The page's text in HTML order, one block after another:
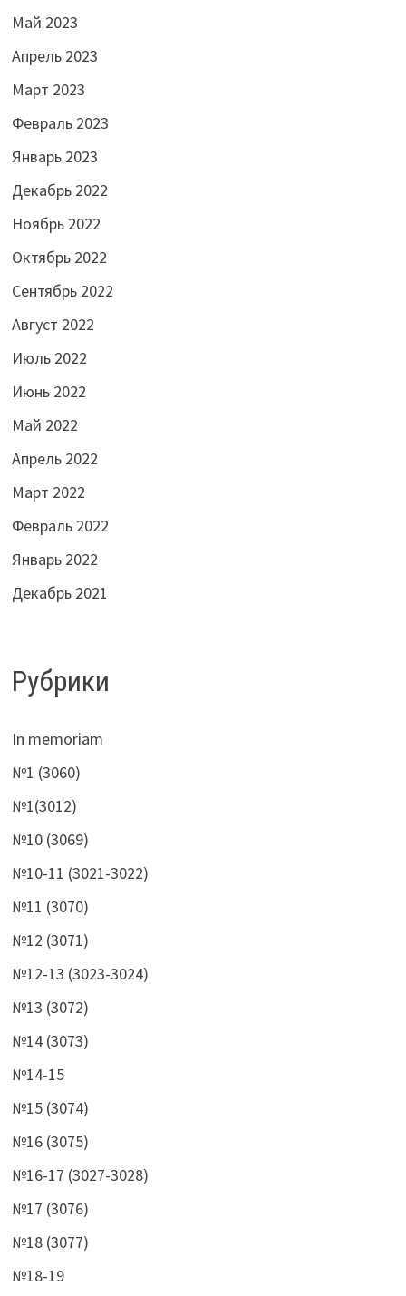
Май 2023
Апрель 2023
Март 2023
Февраль 2023
Январь 2023
Декабрь 2022
Ноябрь 2022
Октябрь 2022
Сентябрь 2022
Август 2022
Июль 2022
Июнь 2022
Май 2022
Апрель 2022
Март 2022
Февраль 2022
Январь 2022
Декабрь 2021
Рубрики
In memoriam
№1 (3060)
№1(3012)
№10 (3069)
№10-11 (3021-3022)
№11 (3070)
№12 (3071)
№12-13 (3023-3024)
№13 (3072)
№14 (3073)
№14-15
№15 (3074)
№16 (3075)
№16-17 (3027-3028)
№17 (3076)
№18 (3077)
№18-19